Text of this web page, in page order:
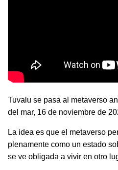
Tuvalu se pasa al metaverso
del mar, 16 de noviembre de
La idea es que el metaverso
plenamente como un estado
se ve obligada a vivir en otro